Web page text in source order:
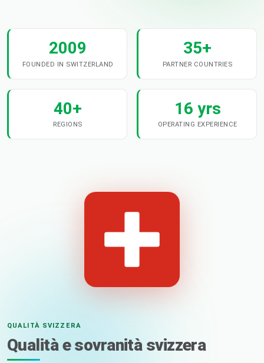
2009
FOUNDED IN SWITZERLAND
35+
PARTNER COUNTRIES
40+
REGIONS
16 yrs
OPERATING EXPERIENCE
QUALITÀ SVIZZERA
Qualità e sovranità svizzera